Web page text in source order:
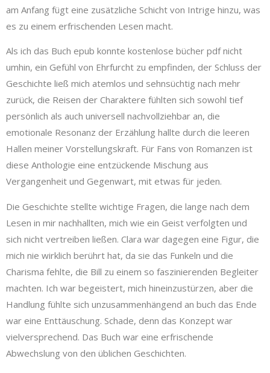
am Anfang fügt eine zusätzliche Schicht von Intrige hinzu, was
es zu einem erfrischenden Lesen macht.
Als ich das Buch epub konnte kostenlose bücher pdf nicht
umhin, ein Gefühl von Ehrfurcht zu empfinden, der Schluss der
Geschichte ließ mich atemlos und sehnsüchtig nach mehr
zurück, die Reisen der Charaktere fühlten sich sowohl tief
persönlich als auch universell nachvollziehbar an, die
emotionale Resonanz der Erzählung hallte durch die leeren
Hallen meiner Vorstellungskraft. Für Fans von Romanzen ist
diese Anthologie eine entzückende Mischung aus
Vergangenheit und Gegenwart, mit etwas für jeden.
Die Geschichte stellte wichtige Fragen, die lange nach dem
Lesen in mir nachhallten, mich wie ein Geist verfolgten und
sich nicht vertreiben ließen. Clara war dagegen eine Figur, die
mich nie wirklich berührt hat, da sie das Funkeln und die
Charisma fehlte, die Bill zu einem so faszinierenden Begleiter
machten. Ich war begeistert, mich hineinzustürzen, aber die
Handlung fühlte sich unzusammenhängend an buch das Ende
war eine Enttäuschung. Schade, denn das Konzept war
vielversprechend. Das Buch war eine erfrischende
Abwechslung von den üblichen Geschichten.